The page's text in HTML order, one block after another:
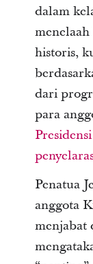
dalam
historis,
dari
para
Penatua
anggota
menjabat